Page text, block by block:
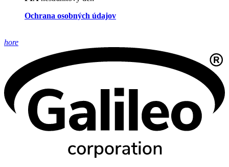
Ochrana osobných údajov
hore